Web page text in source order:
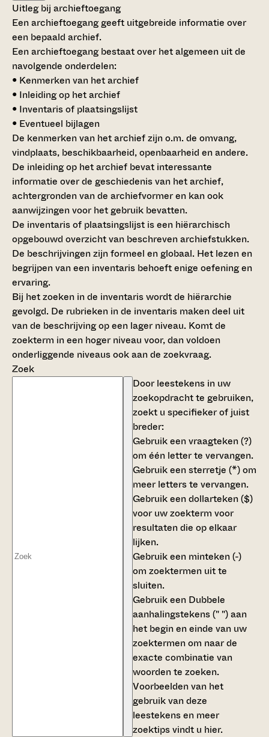
Uitleg bij archieftoegang
Een archieftoegang geeft uitgebreide informatie over
een bepaald archief.
Een archieftoegang bestaat over het algemeen uit de
navolgende onderdelen:
• Kenmerken van het archief
• Inleiding op het archief
• Inventaris of plaatsingslijst
• Eventueel bijlagen
De kenmerken van het archief zijn o.m. de omvang,
vindplaats, beschikbaarheid, openbaarheid en andere.
De inleiding op het archief bevat interessante
informatie over de geschiedenis van het archief,
achtergronden van de archiefvormer en kan ook
aanwijzingen voor het gebruik bevatten.
De inventaris of plaatsingslijst is een hiërarchisch
opgebouwd overzicht van beschreven archiefstukken.
De beschrijvingen zijn formeel en globaal. Het lezen en
begrijpen van een inventaris behoeft enige oefening en
ervaring.
Bij het zoeken in de inventaris wordt de hiërarchie
gevolgd. De rubrieken in de inventaris maken deel uit
van de beschrijving op een lager niveau. Komt de
zoekterm in een hoger niveau voor, dan voldoen
onderliggende niveaus ook aan de zoekvraag.
Zoek
Door leestekens in uw
zoekopdracht te gebruiken,
zoekt u specifieker of juist
breder:
Gebruik eenvraagteken (?)
om één letter te vervangen.
Gebruik eensterretje (*)om
meer letters te vervangen.
Gebruik eendollarteken ($)
voor uw zoekterm voor
resultaten die op elkaar
lijken.
Gebruik een minteken (-)
om zoektermen uit te
sluiten.
Gebruik een Dubbele
aanhalingstekens (" ")aan
het begin en einde van uw
zoektermen om naar de
exacte combinatie van
woorden te zoeken.
Voorbeelden van het
gebruik van deze
leestekens en meer
zoektips vindt u hier.